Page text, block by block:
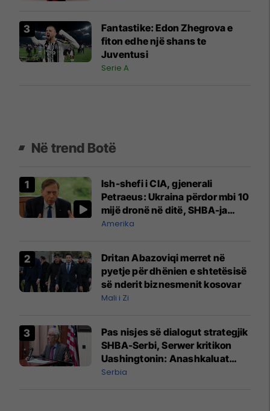
Fantastike: Edon Zhegrova e
fiton edhe një shans te
Juventusi
Serie A
Në trend Botë
Ish-shefi i CIA, gjenerali
Petraeus: Ukraina përdor mbi 10
mijë dronë në ditë, SHBA-ja
mbetet shumë prapa në
Amerika
Dritan Abazoviqi merret në
pyetje për dhënien e shtetësisë
së nderit biznesmenit kosovar
Mali i Zi
Pas nisjes së dialogut strategjik
SHBA-Serbi, Serwer kritikon
Uashingtonin: Anashkaluat
Banjskën, sulmin ndaj KFOR-it
Serbia